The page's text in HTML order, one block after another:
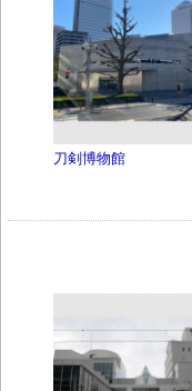
刀剣博物館